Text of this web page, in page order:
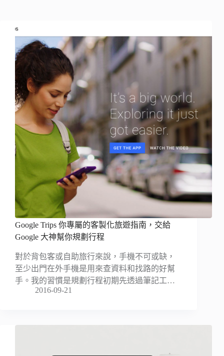
Google Trips 你專屬的客製化旅遊指南，交給
Google 大神幫你規劃行程
對於背包客或自助旅行來說，手機不可或缺，
至少出門在外手機是用來查資料和找路的好幫
手。我的習慣是規劃行程初期先透過筆記工…
2016-09-21